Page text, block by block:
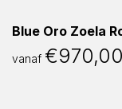
Blue Oro Zoela
vanaf €970,00